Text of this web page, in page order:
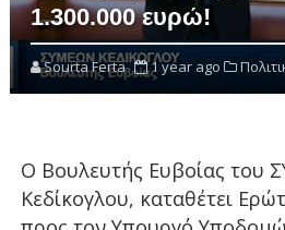
1.300.000 ευρώ!
Sourta Ferta 1 year ago
Ο Βουλευτής Ευβοίας του
Κεδίκογλου, καταθέτει